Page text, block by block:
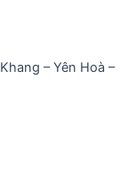
– Yên Hoà –